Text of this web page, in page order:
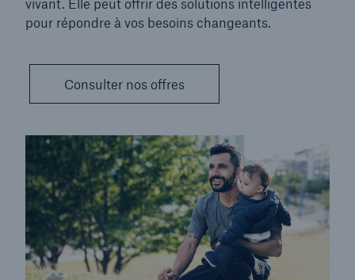
vivant. Elle peut offrir des solutions intelligentes
pour répondre à vos besoins changeants.
Consulter nos offres